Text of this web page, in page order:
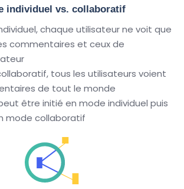
individuel vs. collaboratif
chaque utilisateur ne voit que
commentaires et ceux de
tous les utilisateurs voient
de tout le monde
être initié en mode individuel puis
mode collaboratif